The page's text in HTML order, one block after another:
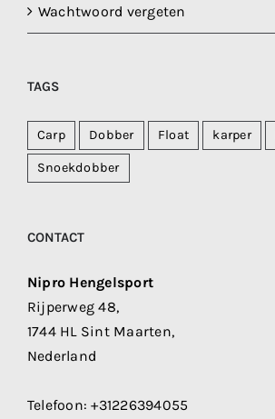
Wachtwoord vergeten
TAGS
Carp Dobber Float karper
Snoekdobber
CONTACT
Nipro Hengelsport
Rijperweg 48,
1744 HL Sint Maarten,
Nederland
Telefoon:+31226394055